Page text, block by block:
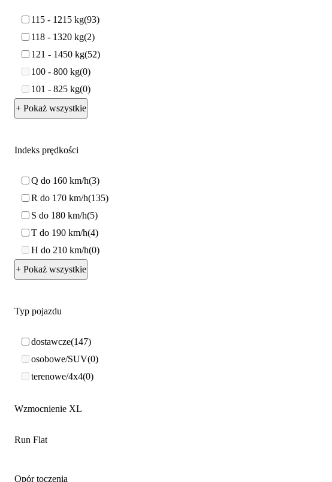
115 - 1215 kg 93
118 - 1320 kg 2
121 - 1450 kg 52
100 - 800 kg 0
101 - 825 kg 0
+ Pokaż wszystkie
Indeks prędkości
Q do 160 km/h 3
R do 170 km/h 135
S do 180 km/h 5
T do 190 km/h 4
H do 210 km/h 0
+ Pokaż wszystkie
Typ pojazdu
dostawcze 147
osobowe/SUV 0
terenowe/4x4 0
Wzmocnienie XL
Run Flat
Opór toczenia